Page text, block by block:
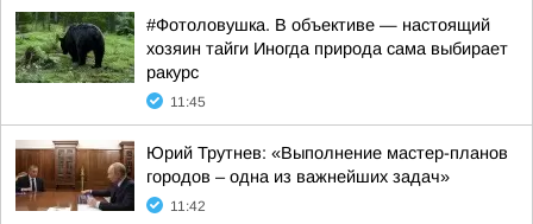
#Фотоловушка. В объективе — настоящий
хозяин тайги Иногда природа сама выбирает
ракурс
11:45
Юрий Трутнев: «Выполнение мастер-планов
городов – одна из важнейших задач»
11:42